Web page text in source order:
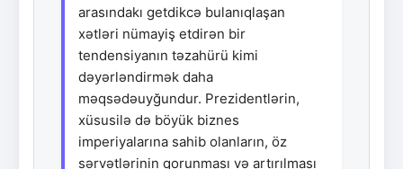
arasındakı getdikcə bulanıqlaşan
xətləri nümayiş etdirən bir
tendensiyanın təzahürü kimi
dəyərləndirmək daha
məqsədəuyğundur. Prezidentlərin,
xüsusilə də böyük biznes
imperiyalarına sahib olanların, öz
sərvətlərinin qorunması və artırılması